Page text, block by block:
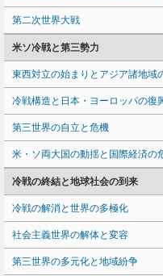
第二次世界大戦
米ソ冷戦と第三勢力
東西対立の始まりとアジア諸地域
冷戦構造と日本・ヨーロッパの復
第三世界の自立と危機
米・ソ両大国の動揺と国際経済の
冷戦の終結と地球社会の到来
冷戦の解消と世界の多極化
社会主義世界の解体と変容
第三世界の多元化と地域紛争